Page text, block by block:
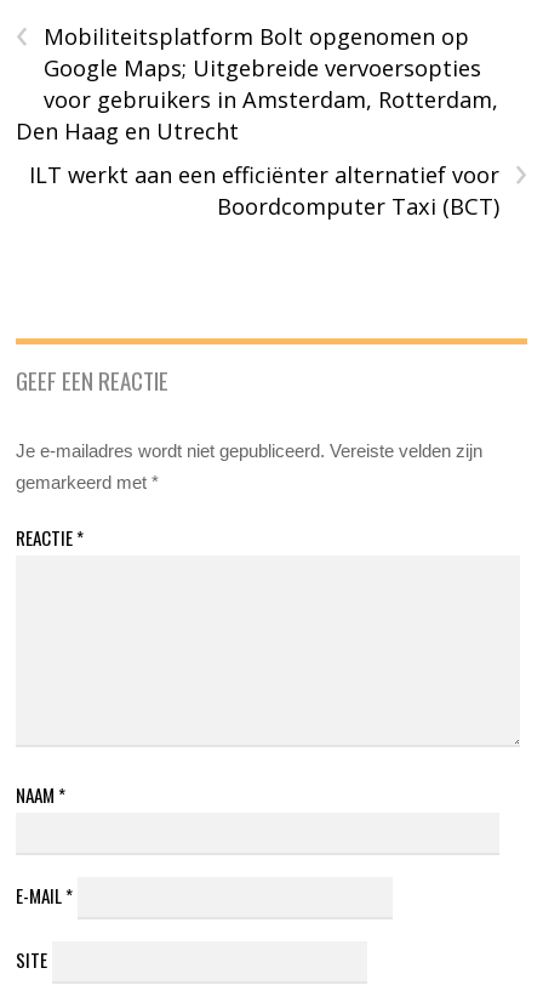
‹
Mobiliteitsplatform Bolt opgenomen op
Google Maps; Uitgebreide vervoersopties
voor gebruikers in Amsterdam, Rotterdam,
Den Haag en Utrecht
›
ILT werkt aan een efficiënter alternatief voor
Boordcomputer Taxi (BCT)
GEEF EEN REACTIE
Je e-mailadres wordt niet gepubliceerd. Vereiste velden zijn
gemarkeerd met*
REACTIE*
NAAM *
E-MAIL*
SITE